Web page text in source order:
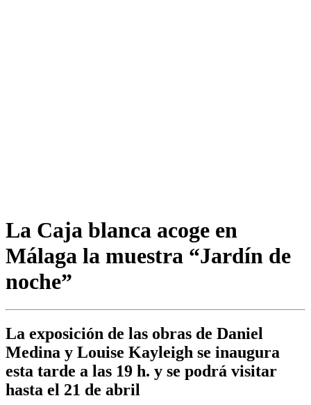
La Caja blanca acoge en
Málaga la muestra “Jardín de
noche”
La exposición de las obras de Daniel
Medina y Louise Kayleigh se inaugura
esta tarde a las 19 h. y se podrá visitar
hasta el 21 de abril